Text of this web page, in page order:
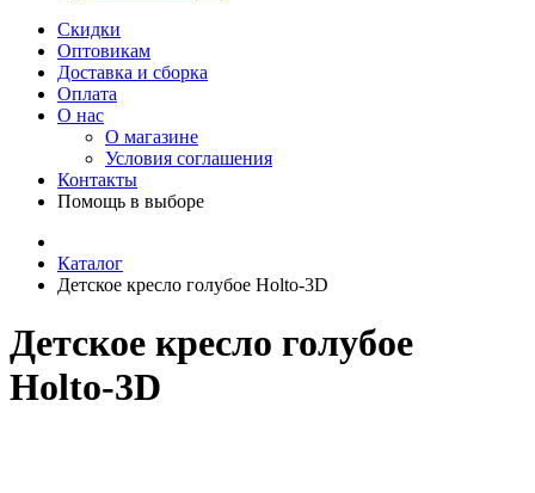
Скидки
Оптовикам
Доставка и сборка
Оплата
О нас
О магазине
Условия соглашения
Контакты
Помощь в выборе
Каталог
Детское кресло голубое Holto-3D
Детское кресло голубое
Holto-3D